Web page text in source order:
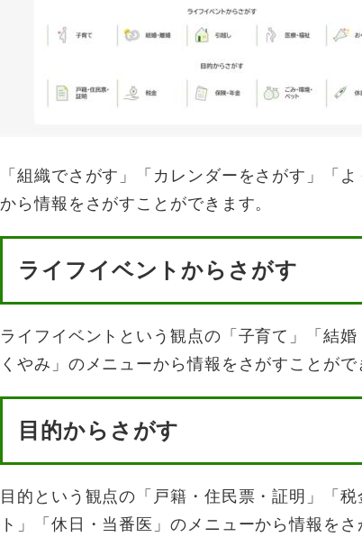
「組織でさがす」「カレンダーをさがす」「
から情報をさがすことができます。
ライフイベントからさがす
ライフイベントという観点の「子育て」「結
くやみ」のメニューから情報をさがすことがで
目的からさがす
目的という観点の「戸籍・住民票・証明」「
ト」「休日・当番医」のメニューから情報をさ